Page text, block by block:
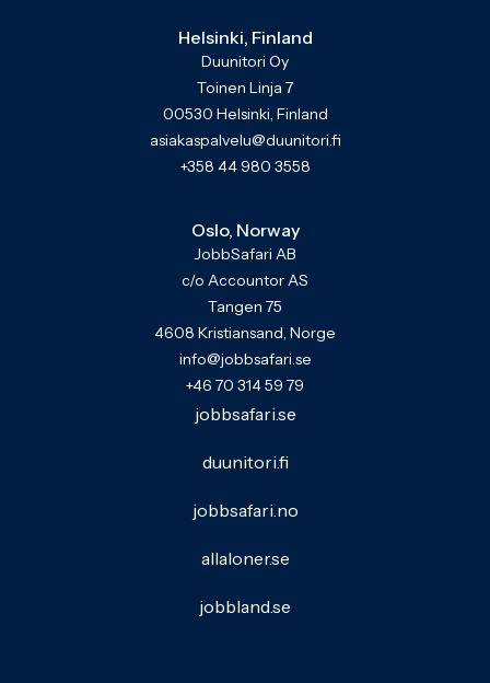
Helsinki, Finland
Duunitori Oy
Toinen Linja 7
00530 Helsinki, Finland
asiakaspalvelu@duunitori.fi
+358 44 980 3558
Oslo, Norway
JobbSafari AB
c/o Accountor AS
Tangen 75
4608 Kristiansand, Norge
info@jobbsafari.se
+46 70 314 59 79
jobbsafari.se
duunitori.fi
jobbsafari.no
allaloner.se
jobbland.se